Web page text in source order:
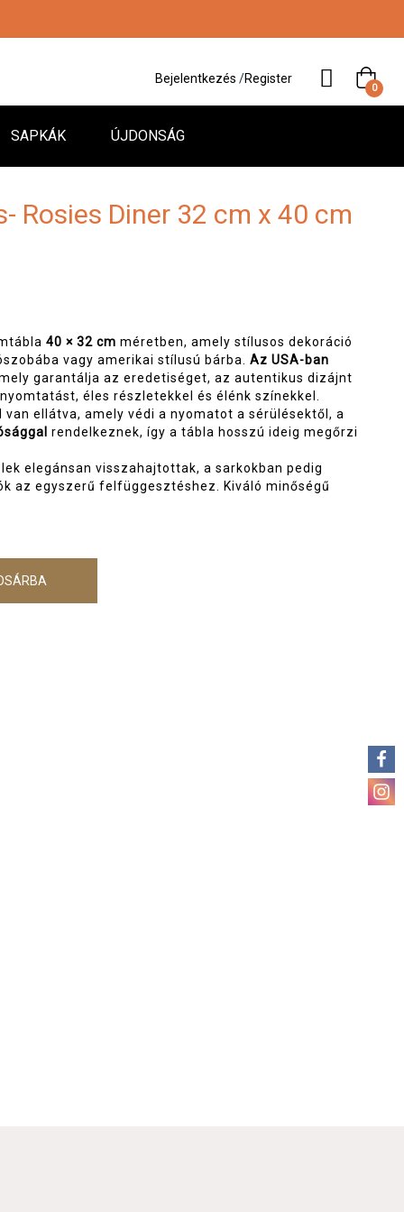
Bejelentkezés /Register
0
SAPKÁK ÚJDONSÁG
Rosies Diner 32 cm x 40 cm
40 × 32 cm méretben, amely stílusos dekoráció
vagy amerikai stílusú bárba. Az USA-ban
garantálja az eredetiséget, az autentikus dizájnt
éles részletekkel és élénk színekkel.
ellátva, amely védi a nyomatot a sérülésektől, a
rendelkeznek, így a tábla hosszú ideig megőrzi
elegánsan visszahajtottak, a sarkokban pedig
az egyszerű felfüggesztéshez. Kiváló minőségű